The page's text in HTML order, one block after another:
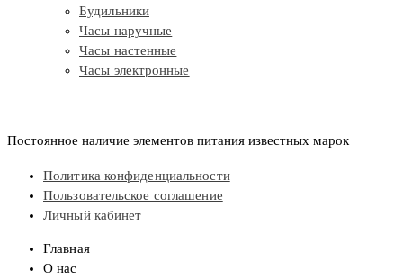
Будильники
Часы наручные
Часы настенные
Часы электронные
Постоянное наличие элементов питания известных марок
Политика конфиденциальности
Пользовательское соглашение
Личный кабинет
Главная
О нас